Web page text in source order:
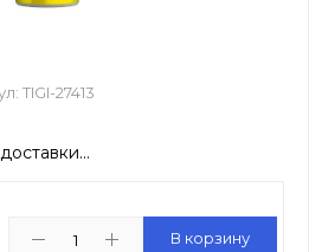
TIGI-27413
В корзину